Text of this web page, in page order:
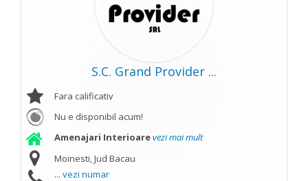
S.C. Grand Provider ...
Fara calificativ
Nu e disponibil acum!
Amenajari Interioarevezi mai mult
Moinesti, Jud Bacau
... vezi numar